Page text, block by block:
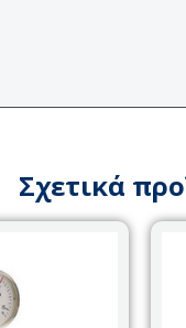
Σχετικά